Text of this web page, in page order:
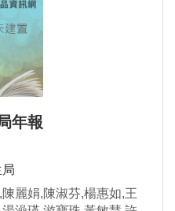
年報
麗娟,陳淑芬,楊惠如,王